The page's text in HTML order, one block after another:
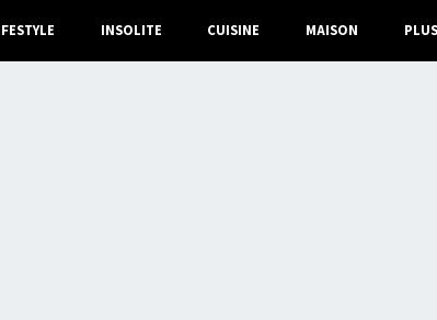
INSOLITE CUISINE MAISON PLUS